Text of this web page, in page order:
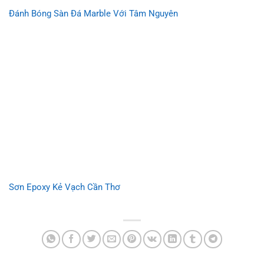
Đánh Bóng Sàn Đá Marble Với Tâm Nguyên
Sơn Epoxy Kẻ Vạch Cần Thơ